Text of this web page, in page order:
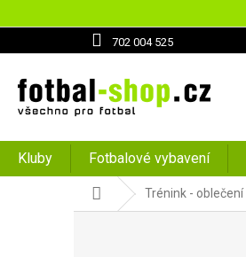
na
702 004 525
Kluby Fotbalové vybavení
Domů Trénink - oblečení